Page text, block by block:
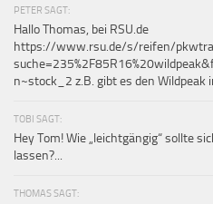
PETER SAGT:
Hallo Thomas, bei RSU.de
https://www.rsu.de/s/reifen/
n~stock_2 z.B. gibt es den Wildpeak
TOBI SAGT:
Hey Tom! Wie „leichtgängig“ sollte
lassen?...
THOMAS SAGT: